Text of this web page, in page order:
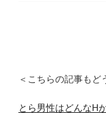
＜こちらの記事もど
とら男性はどんなH